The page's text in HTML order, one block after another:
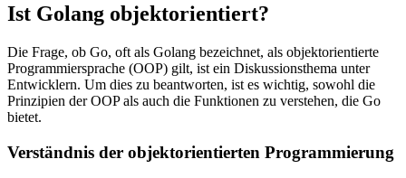
Ist Golang objektorientiert?
Die Frage, ob Go, oft als Golang bezeichnet, als objektorientierte
Programmiersprache (OOP) gilt, ist ein Diskussionsthema unter
Entwicklern. Um dies zu beantworten, ist es wichtig, sowohl die
Prinzipien der OOP als auch die Funktionen zu verstehen, die Go
bietet.
Verständnis der objektorientierten Programmierung